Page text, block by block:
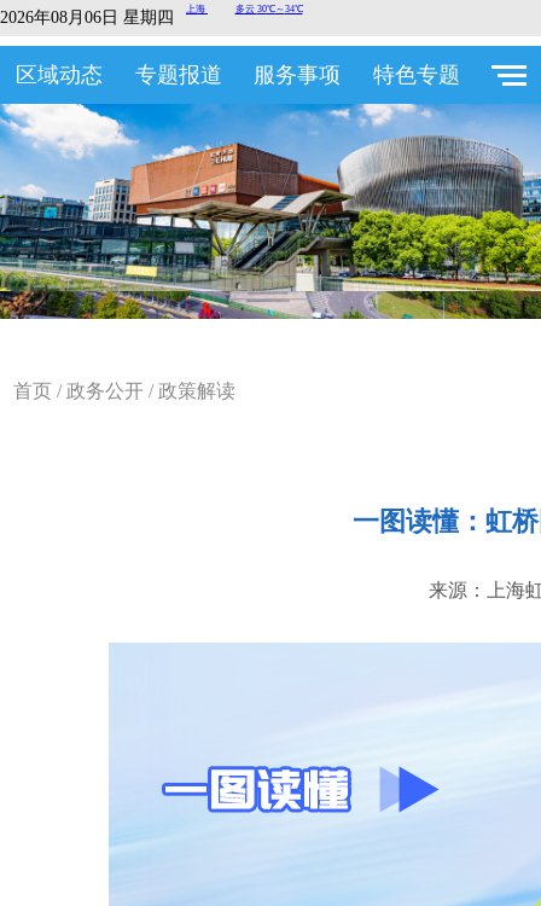
2026年08月06日 星期四
区域动态 专题报道 服务事项 特色专题
首页 /政务公开 /政策解读
一图读懂：虹
来源：上海